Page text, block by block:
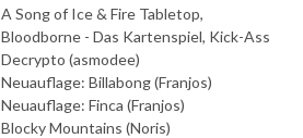
A Song of Ice & Fire Tabletop,
Bloodborne - Das Kartenspiel, Kick-Ass
Decrypto (asmodee)
Neuauflage: Billabong (Franjos)
Neuauflage: Finca (Franjos)
Blocky Mountains (Noris)